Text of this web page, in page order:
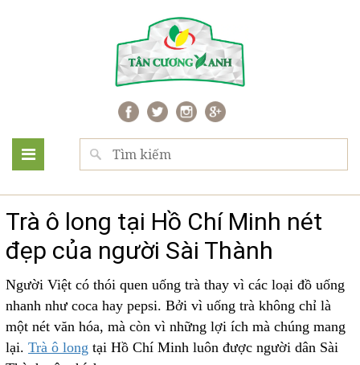
Trà ô long tại Hồ Chí Minh nét
đẹp của người Sài Thành
Người Việt có thói quen uống trà thay vì các loại đồ uống
nhanh như coca hay pepsi. Bởi vì uống trà không chỉ là
một nét văn hóa, mà còn vì những lợi ích mà chúng mang
lại. Trà ô long tại Hồ Chí Minh luôn được người dân Sài